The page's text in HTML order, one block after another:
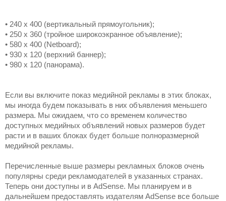
• 240 x 400 (вертикальный прямоугольник);
• 250 x 360 (тройное широкоэкранное объявление);
• 580 x 400 (Netboard);
• 930 x 120 (верхний баннер);
• 980 x 120 (панорама).
Если вы включите показ медийной рекламы в этих блоках,
мы иногда будем показывать в них объявления меньшего
размера. Мы ожидаем, что со временем количество
доступных медийных объявлений новых размеров будет
расти и в ваших блоках будет больше полноразмерной
медийной рекламы.
Перечисленные выше размеры рекламных блоков очень
популярны среди рекламодателей в указанных странах.
Теперь они доступны и в AdSense. Мы планируем и в
дальнейшем предоставлять издателям AdSense все больше